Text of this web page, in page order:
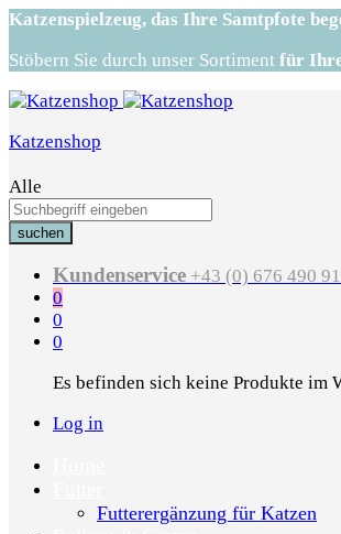
Katzenspielzeug, das Ihre Samtpfote
Stöbern Sie durch unser Sortiment für
Katzenshop
Alle
suchen
Kundenservice +43 (0) 676 490
0
0
0
Es befinden sich keine Produkte im
Log in
Futterergänzung für Katzen